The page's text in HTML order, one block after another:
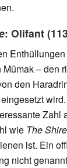
: Olifant
– den
den
eingesetzt
Zahl
wie The Shire
ist. Ein
nicht